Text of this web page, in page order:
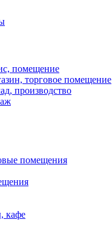
помещение
торговое помещение
производство
помещения
кафе